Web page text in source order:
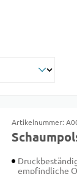
Artikelnummer:
empfindliche